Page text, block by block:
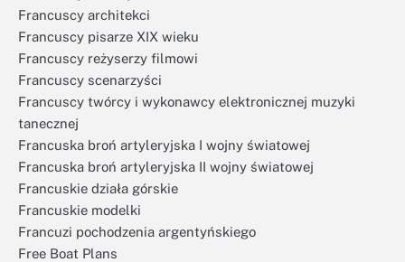
Francuscy architekci
Francuscy pisarze XIX wieku
Francuscy reżyserzy filmowi
Francuscy scenarzyści
Francuscy twórcy i wykonawcy elektronicznej muzyki
tanecznej
Francuska broń artyleryjska I wojny światowej
Francuska broń artyleryjska II wojny światowej
Francuskie działa górskie
Francuskie modelki
Francuzi pochodzenia argentyńskiego
Free Boat Plans